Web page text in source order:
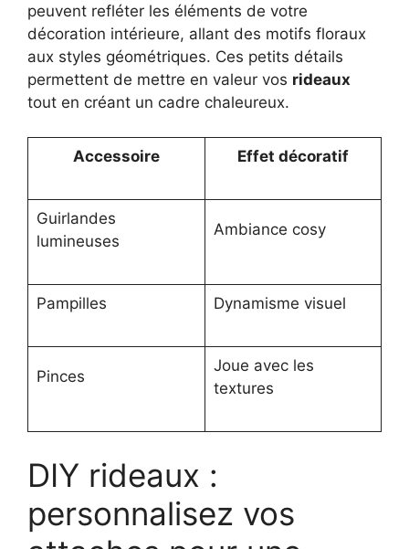
peuvent refléter les éléments de votre
décoration intérieure, allant des motifs floraux
aux styles géométriques. Ces petits détails
permettent de mettre en valeur vos rideaux
tout en créant un cadre chaleureux.
Accessoire Effet décoratif
Guirlandes
lumineuses
Ambiance cosy
Pampilles Dynamisme visuel
Pinces
Joue avec les
textures
DIY rideaux :
personnalisez vos